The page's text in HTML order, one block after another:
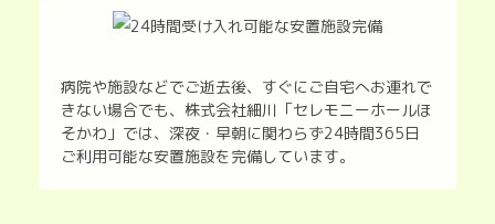
病院や施設などでご逝去後、すぐにご自宅へお連れで
きない場合でも、株式会社細川「セレモニーホールほ
そかわ」では、深夜・早朝に関わらず24時間365日
ご利用可能な安置施設を完備しています。